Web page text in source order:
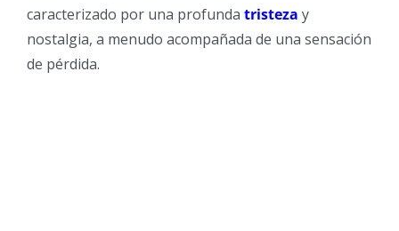
caracterizado por una profunda tristeza y
nostalgia, a menudo acompañada de una sensación
de pérdida.